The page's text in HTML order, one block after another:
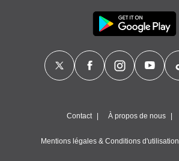
Contact À propos de nous
Mentions légales & Conditions d'utilisation